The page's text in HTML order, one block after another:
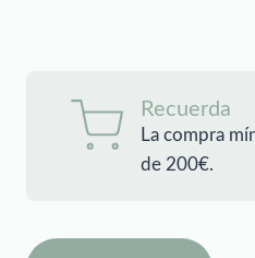
Recuerda
La compra
de 200€.